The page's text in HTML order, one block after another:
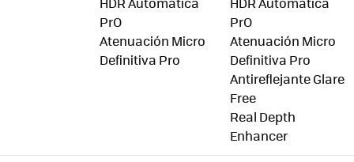
PrO
Atenuación Micro
Definitiva Pro
PrO
Atenuación Micro
Definitiva Pro
Antireflejante Glare
Free
Real Depth
Enhancer